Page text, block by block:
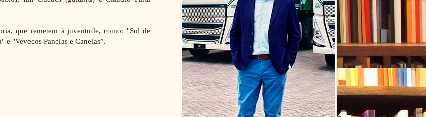
que remetem à juventude, como: "Sol de
"Vevecos Panelas e Canelas”.